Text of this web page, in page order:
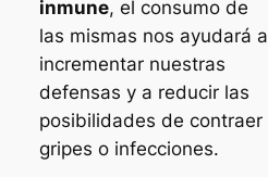
inmune, el consumo de
las mismas nos ayudará a
incrementar nuestras
defensas y a reducir las
posibilidades de contraer
gripes o infecciones.